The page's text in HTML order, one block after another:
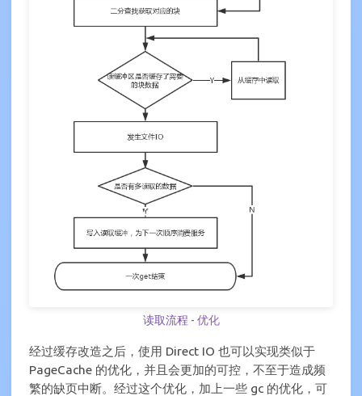
读取流程 - 优化
经过缓存改造之后，使用 Direct IO 也可以实现类似于
PageCache 的优化，并且会更加的可控，不至于造成频
繁的缺页中断。经过这个优化，加上一些 gc 的优化，可